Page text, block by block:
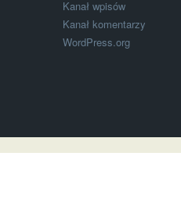
Kanał wpisów
Kanał komentarzy
WordPress.org